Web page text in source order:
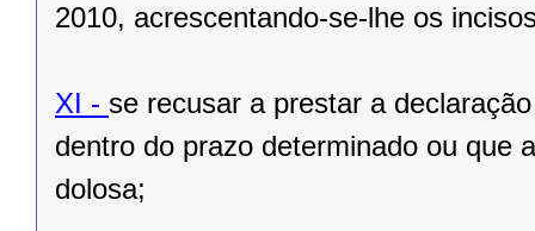
2010, acrescentando-se-lhe os
XI - se recusar a prestar a
dentro do prazo determinado ou que
dolosa;